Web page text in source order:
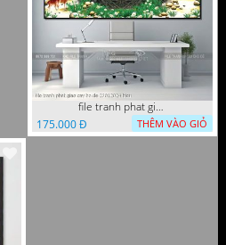
file tranh phat giao cay bo de 23012024 hieu
175.000 Đ
THÊM VÀO GIỎ